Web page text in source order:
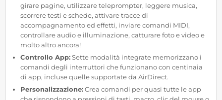
girare pagine, utilizzare teleprompter, leggere musica,
scorrere testi e schede, attivare tracce di
accompagnamento ed effetti, inviare comandi MIDI,
controllare audio e illuminazione, catturare foto e video e
molto altro ancora!
Controllo App:Sette modalità integrate memorizzano i
comandi degli interruttori che funzionano con centinaia
di app, incluse quelle supportate da AirDirect.
Personalizzazione:Crea comandi per quasi tutte le app